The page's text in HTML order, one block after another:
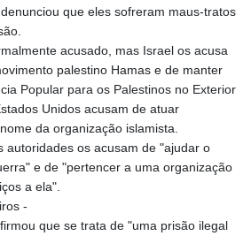
que eles sofreram maus-tratos
acusado, mas Israel os acusa
palestino Hamas e de manter
Popular para os Palestinos no Exterior
Unidos acusam de atuar
da organização islamista.
autoridades os acusam de "ajudar o
e de "pertencer a uma organização
a ela".
-
que se trata de "uma prisão ilegal